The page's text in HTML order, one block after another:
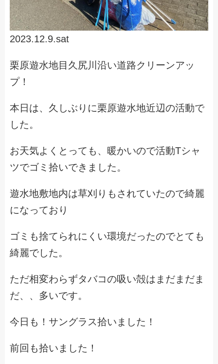
2023.12.9.sat
栗原遊水地目久尻川沿い道路クリーンアッ
プ！
本日は、久しぶりに栗原遊水地近辺の活動で
した。
お天気よくとっても、暖かいので活動Tシャ
ツでゴミ拾いできました。
遊水地敷地内は草刈りもされていたので綺麗
になっており
ゴミも捨てられにくい環境だったのでとても
綺麗でした。
ただ相変わらずタバコの吸い殻はまだまだま
だ、、多いです。
今日も！サングラス拾いました！
前回も拾いました！